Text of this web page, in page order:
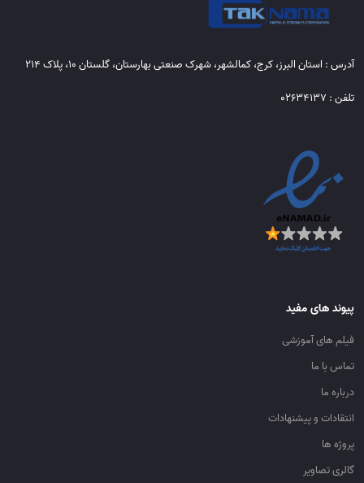
آدرس : استان البرز، کرج، کمالشهر، شهرک صنعتی بهارستان، گلستان 10، پلاک 214
تلفن : 02634137
پیوند های مفید
فیلم های آموزشی
تماس با ما
درباره ما
انتقادات و پیشنهادات
پروژه ها
گالری تصاویر